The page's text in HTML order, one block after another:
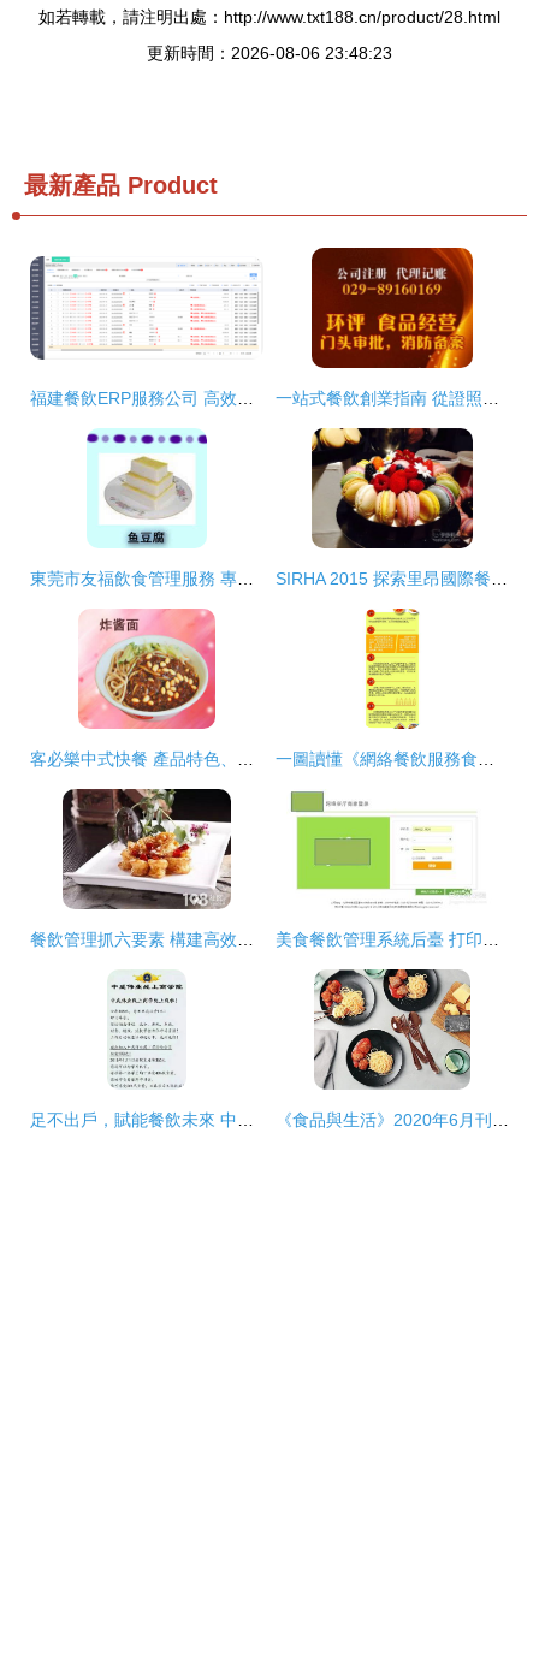
如若轉載，請注明出處：http://www.txt188.cn/product/28.html
更新時間：2026-08-06 23:48:23
最新產品 Product